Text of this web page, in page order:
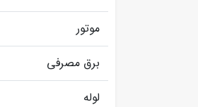
موتور
برق مصرفی
لوله